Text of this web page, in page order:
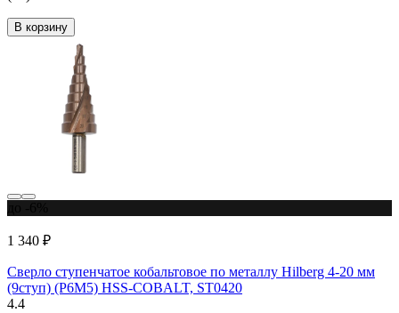
В корзину
1 340 ₽
Сверло ступенчатое кобальтовое по металлу Hilberg 4-20 мм
(9ступ) (Р6М5) HSS-COBALT, ST0420
4.4